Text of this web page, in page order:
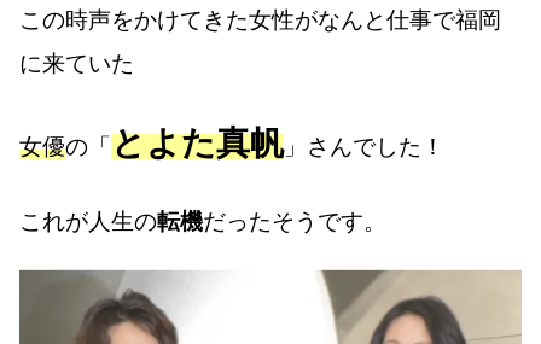
この時声をかけてきた女性がなんと仕事で福岡
に来ていた
女優の「 とよた真帆」さんでした！
これが人生の転機だったそうです。